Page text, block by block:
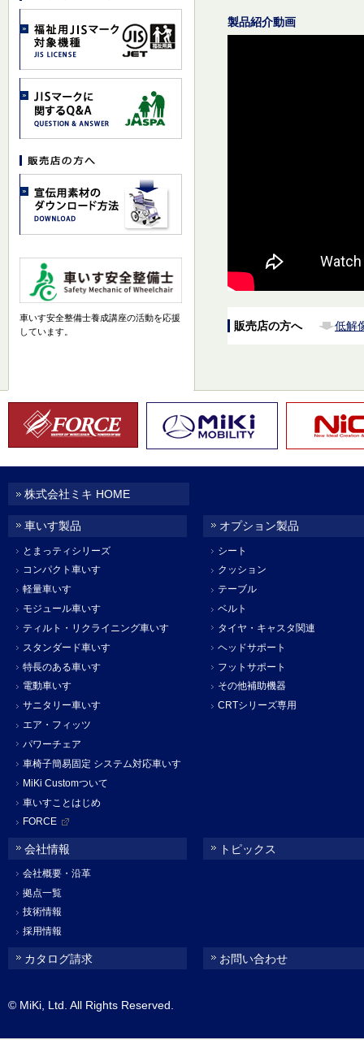
製品紹介動画
販売店の方へ 低解
車いす安全整備士養成講座の活動を応援
しています。
株式会社ミキ HOME
車いす製品
とまっティシリーズ
コンパクト車いす
軽量車いす
モジュール車いす
ティルト・リクライニング車いす
スタンダード車いす
特長のある車いす
電動車いす
サニタリー車いす
エア・フィッツ
パワーチェア
車椅子簡易固定 システム対応車いす
MiKi Customついて
車いすことはじめ
FORCE
オプション製品
シート
クッション
テーブル
ベルト
タイヤ・キャスタ関連
ヘッドサポート
フットサポート
その他補助機器
CRTシリーズ専用
会社情報
会社概要・沿革
拠点一覧
技術情報
採用情報
トピックス
カタログ請求 お問い合わせ
© MiKi, Ltd. All Rights Reserved.